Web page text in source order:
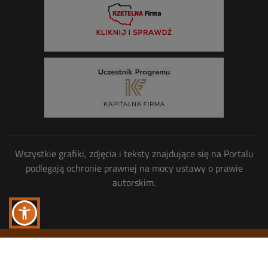
Wszystkie grafiki, zdjęcia i teksty znajdujące się na Portalu
podlegają ochronie prawnej na mocy ustawy o prawie
autorskim.